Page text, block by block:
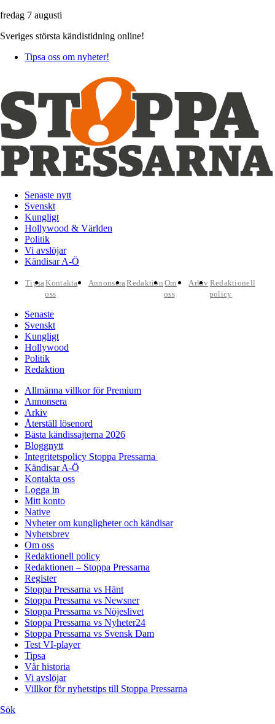
fredag 7 augusti
Sveriges största kändistidning online!
Tipsa oss om nyheter!
Senaste nytt
Svenskt
Kungligt
Hollywood & Världen
Politik
Vi avslöjar
Kändisar A-Ö
TipsaKontakta
oss
AnnonseraRedaktion Om
oss
Arkiv Redaktionell
policy
Senaste
Svenskt
Kungligt
Hollywood
Politik
Redaktion
Allmänna villkor för Premium
Annonsera
Arkiv
Återställ lösenord
Bästa kändissajterna 2026
Bloggnytt
Integritetspolicy Stoppa Pressarna
Kändisar A-Ö
Kontakta oss
Logga in
Mitt konto
Native
Nyheter om kungligheter och kändisar
Nyhetsbrev
Om oss
Redaktionell policy
Redaktionen – Stoppa Pressarna
Register
Stoppa Pressarna vs Hänt
Stoppa Pressarna vs Newsner
Stoppa Pressarna vs Nöjeslivet
Stoppa Pressarna vs Nyheter24
Stoppa Pressarna vs Svensk Dam
Test VI-player
Tipsa
Vår historia
Vi avslöjar
Villkor för nyhetstips till Stoppa Pressarna
Sök